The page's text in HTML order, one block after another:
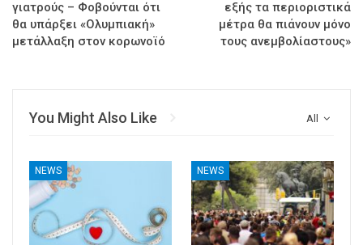
γιατρούς – Φοβούνται ότι
θα υπάρξει «Ολυμπιακή»
μετάλλαξη στον κορωνοϊό
εξής τα περιοριστικά
μέτρα θα πιάνουν μόνο
τους ανεμβολίαστους»
All
You Might Also Like
NEWS NEWS